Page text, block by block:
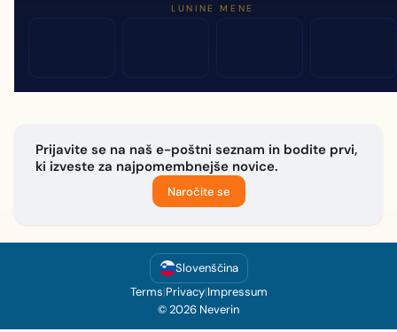
LUNINE MENE
Prijavite se na naš e-poštni seznam in bodite prvi,
ki izveste za najpomembnejše novice.
Naročite se
Slovenščina
Terms|Privacy|Impressum
© 2026 Neverin